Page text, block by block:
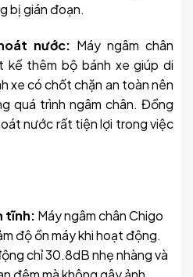
bị gián đoạn.
nước: Máy ngâm chân
kế thêm bộ bánh xe giúp di
xe có chốt chặn an toàn nên
quá trình ngâm chân. Đồng
nước rất tiện lợi trong việc
tĩnh: Máy ngâm chân Chigo
độ ồn máy khi hoạt động.
chỉ 30.8dB nhẹ nhàng và